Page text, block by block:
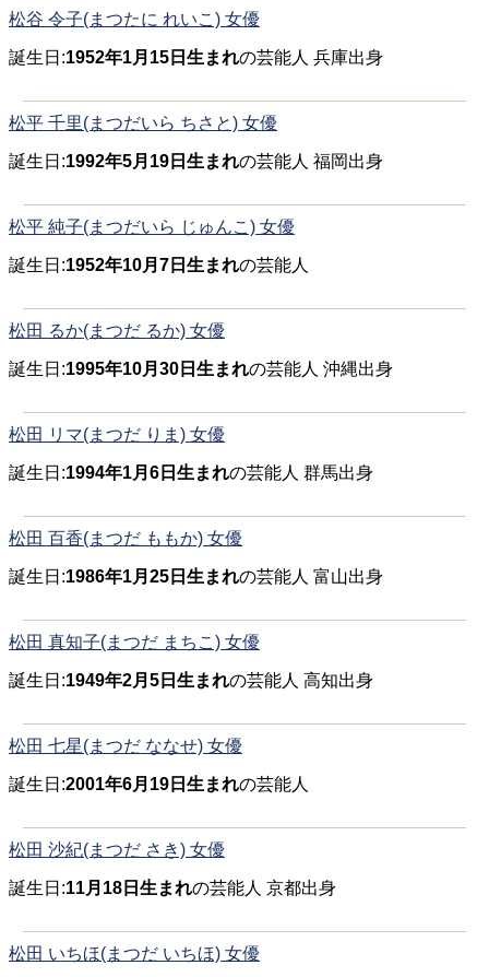
松谷 令子(まつたに れいこ) 女優
誕生日:1952年1月15日生まれの芸能人 兵庫出身
松平 千里(まつだいら ちさと) 女優
誕生日:1992年5月19日生まれの芸能人 福岡出身
松平 純子(まつだいら じゅんこ) 女優
誕生日:1952年10月7日生まれの芸能人
松田 るか(まつだ るか) 女優
誕生日:1995年10月30日生まれの芸能人 沖縄出身
松田 リマ(まつだ りま) 女優
誕生日:1994年1月6日生まれの芸能人 群馬出身
松田 百香(まつだ ももか) 女優
誕生日:1986年1月25日生まれの芸能人 富山出身
松田 真知子(まつだ まちこ) 女優
誕生日:1949年2月5日生まれの芸能人 高知出身
松田 七星(まつだ ななせ) 女優
誕生日:2001年6月19日生まれの芸能人
松田 沙紀(まつだ さき) 女優
誕生日:11月18日生まれの芸能人 京都出身
松田 いちほ(まつだ いちほ) 女優